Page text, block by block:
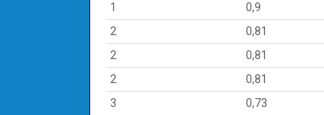
1
0,9
2
0,81
2
0,81
2
0,81
3
0,73